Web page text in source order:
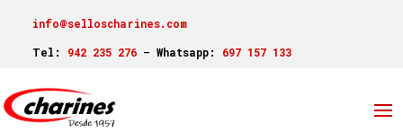
info@selloscharines.com
Tel: 942 235 276– Whatsapp: 697 157 133